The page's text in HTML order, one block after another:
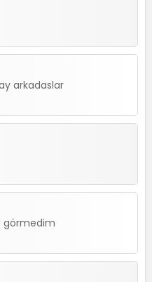
arkadaslar
görmedim